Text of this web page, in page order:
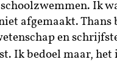
Ik
afgemaakt. Thans
en
Ik bedoel maar, het